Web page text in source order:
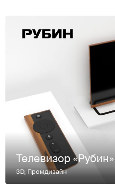
3D,Промдизайн